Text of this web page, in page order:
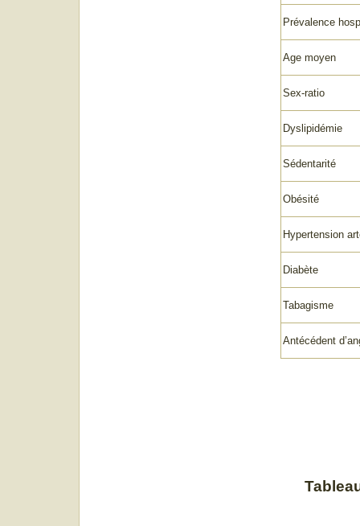
Prévalence
Age moyen
Sex-ratio
Dyslipidémie
Sédentarité
Obésité
Hypertension
Diabète
Tabagisme
Antécédent